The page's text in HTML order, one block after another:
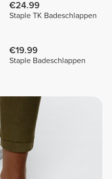
€24.99
Staple TK Badeschlappen
€19.99
Staple Badeschlappen